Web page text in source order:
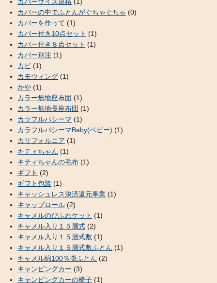
カバーの中でふとんがぐちゃぐちゃ (0)
カバーを作って (1)
カバー付き10点セット (1)
カバー付き８点セット (1)
カバー別注 (1)
カビ (1)
カモウィング (1)
かや (1)
カラー無地座布団 (1)
カラー無地長座布団 (1)
カラフルパシーマ (1)
カラフルパシーマBaby(ベビー) (1)
カリフォルニア (1)
キティちゃん (1)
キティちゃんの毛布 (1)
ギフト (2)
ギフト包装 (1)
キャッシュレス決済還元事業 (1)
キャップロール (2)
キャメルのびふわケット (1)
キャメル入り１５層式 (2)
キャメル入り１５層式敷 (1)
キャメル入り１５層式敷ふとん (1)
キャメル綿100％掛ふとん (2)
キャンピングカー (3)
キャンピングカーの椅子 (1)